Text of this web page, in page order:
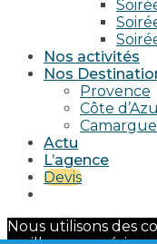
Nos activités
Nos
Provence
Côte
Camargue
Actu
L’agence
Devis
Nous utilisons des